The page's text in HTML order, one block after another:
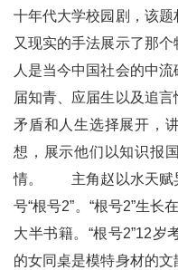
十年代大学校园剧，该
又现实的手法展示了那
人是当今中国社会的中
届知青、应届生以及追言
矛盾和人生选择展开，
想，展示他们以知识报
情。 主角赵以水天赋
号“根号2”。“根号2”生
大半书籍。“根号2”12
的女同桌是模特身材的